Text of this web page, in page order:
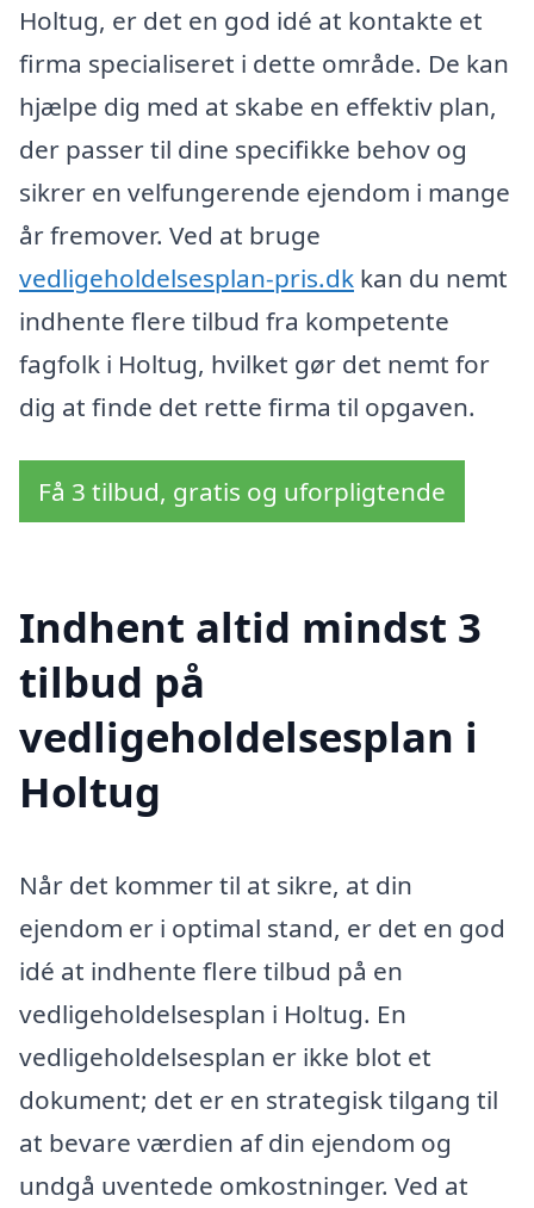
Holtug, er det en god idé at kontakte et
firma specialiseret i dette område. De kan
hjælpe dig med at skabe en effektiv plan,
der passer til dine specifikke behov og
sikrer en velfungerende ejendom i mange
år fremover. Ved at bruge
vedligeholdelsesplan-pris.dk kan du nemt
indhente flere tilbud fra kompetente
fagfolk i Holtug, hvilket gør det nemt for
dig at finde det rette firma til opgaven.
Få 3 tilbud, gratis og uforpligtende
Indhent altid mindst 3
tilbud på
vedligeholdelsesplan i
Holtug
Når det kommer til at sikre, at din
ejendom er i optimal stand, er det en god
idé at indhente flere tilbud på en
vedligeholdelsesplan i Holtug. En
vedligeholdelsesplan er ikke blot et
dokument; det er en strategisk tilgang til
at bevare værdien af din ejendom og
undgå uventede omkostninger. Ved at